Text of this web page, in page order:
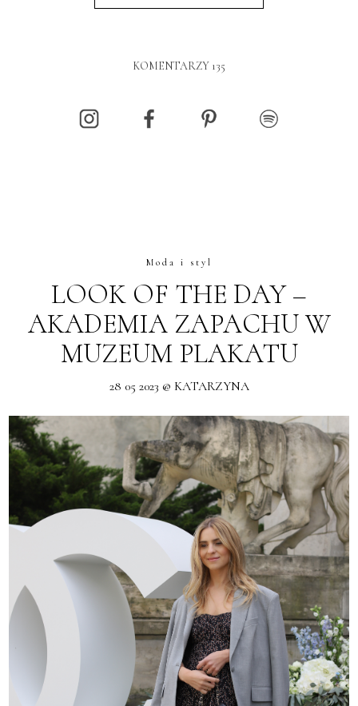
KOMENTARZY 135
Moda i styl
LOOK OF THE DAY –
AKADEMIA ZAPACHU W
MUZEUM PLAKATU
28 05 2023 @ KATARZYNA